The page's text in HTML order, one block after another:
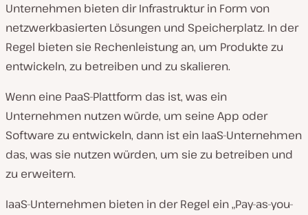
Unternehmen bieten dir Infrastruktur in Form von
netzwerkbasierten Lösungen und Speicherplatz. In der
Regel bieten sie Rechenleistung an, um Produkte zu
entwickeln, zu betreiben und zu skalieren.
Wenn eine PaaS-Plattform das ist, was ein
Unternehmen nutzen würde, um seine App oder
Software zu entwickeln, dann ist ein IaaS-Unternehmen
das, was sie nutzen würden, um sie zu betreiben und
zu erweitern.
IaaS-Unternehmen bieten in der Regel ein „Pay-as-you-